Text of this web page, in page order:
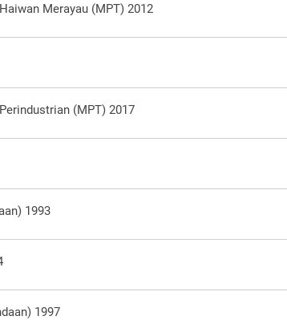
Merayau (MPT) 2012
(MPT) 2017
1993
1997